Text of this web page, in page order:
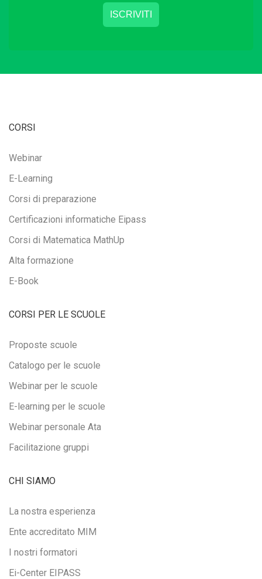
CORSI
Webinar
E-Learning
Corsi di preparazione
Certificazioni informatiche Eipass
Corsi di Matematica MathUp
Alta formazione
E-Book
CORSI PER LE SCUOLE
Proposte scuole
Catalogo per le scuole
Webinar per le scuole
E-learning per le scuole
Webinar personale Ata
Facilitazione gruppi
CHI SIAMO
La nostra esperienza
Ente accreditato MIM
I nostri formatori
Ei-Center EIPASS